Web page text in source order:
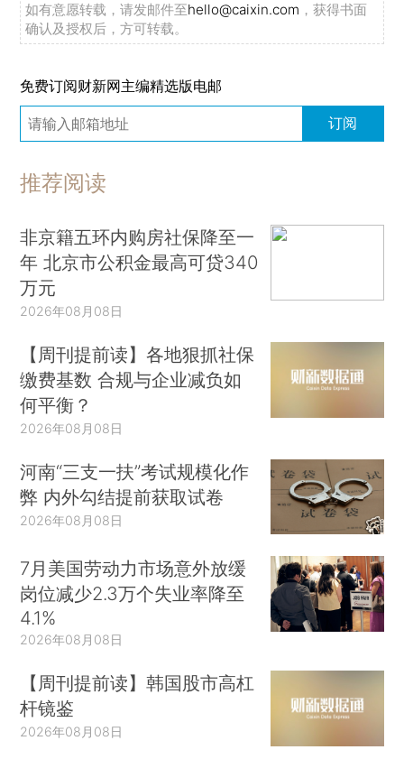
如有意愿转载，请发邮件至hello@caixin.com ，获得书面
确认及授权后，方可转载。
免费订阅财新网主编精选版电邮
订阅
推荐阅读
非京籍五环内购房社保降至一
年 北京市公积金最高可贷340
万元
2026年08月08日
【周刊提前读】各地狠抓社保
缴费基数 合规与企业减负如
何平衡？
2026年08月08日
河南“三支一扶”考试规模化作
弊 内外勾结提前获取试卷
2026年08月08日
7月美国劳动力市场意外放缓
岗位减少2.3万个失业率降至
4.1%
2026年08月08日
【周刊提前读】韩国股市高杠
杆镜鉴
2026年08月08日